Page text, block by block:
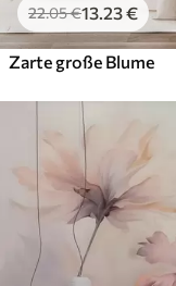
22.05€13 .23€
Zarte große Blume